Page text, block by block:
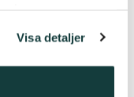
Visa detaljer
biologiska samlingar
000 fåglar och
av lavar och
direkt till Åbo